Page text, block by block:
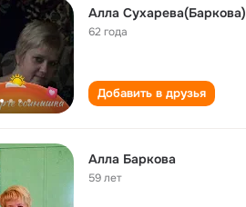
Алла Сухарева(Баркова)
62 года
Добавить в друзья
Алла Баркова
59 лет